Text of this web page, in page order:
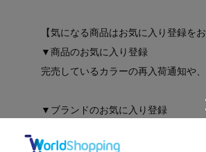
【気になる商品はお気に入り登録をお
▼商品のお気に入り登録
完売しているカラーの再入荷通知や
▼ブランドのお気に入り登録
新商品や再入荷など、いち早くブラ